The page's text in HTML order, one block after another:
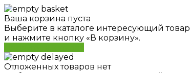
Ваша корзина пуста
Выберите в каталоге интересующий товар
и нажмите кнопку «В корзину».
Отложенных товаров нет